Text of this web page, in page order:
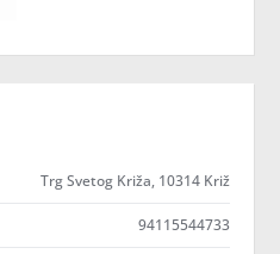
Trg Svetog Križa, 10314 Križ
94115544733